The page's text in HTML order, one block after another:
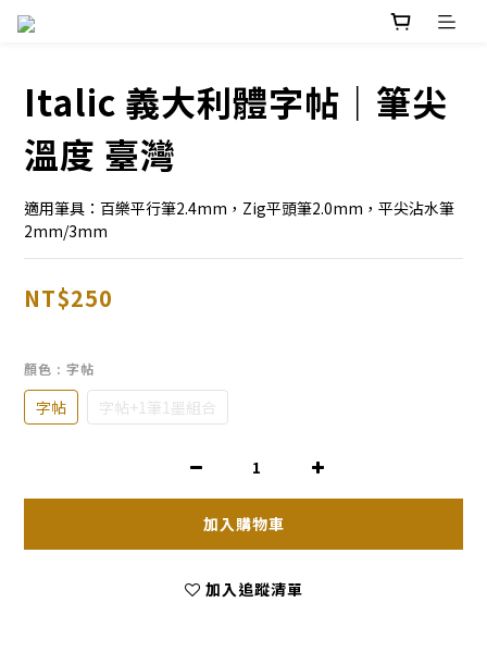
Italic 義大利體字帖｜筆尖
溫度 臺灣
適用筆具：百樂平行筆2.4mm，Zig平頭筆2.0mm，平尖沾水筆
2mm/3mm
NT$250
顏色 : 字帖
字帖 字帖+1筆1墨組合
加入購物車
加入追蹤清單